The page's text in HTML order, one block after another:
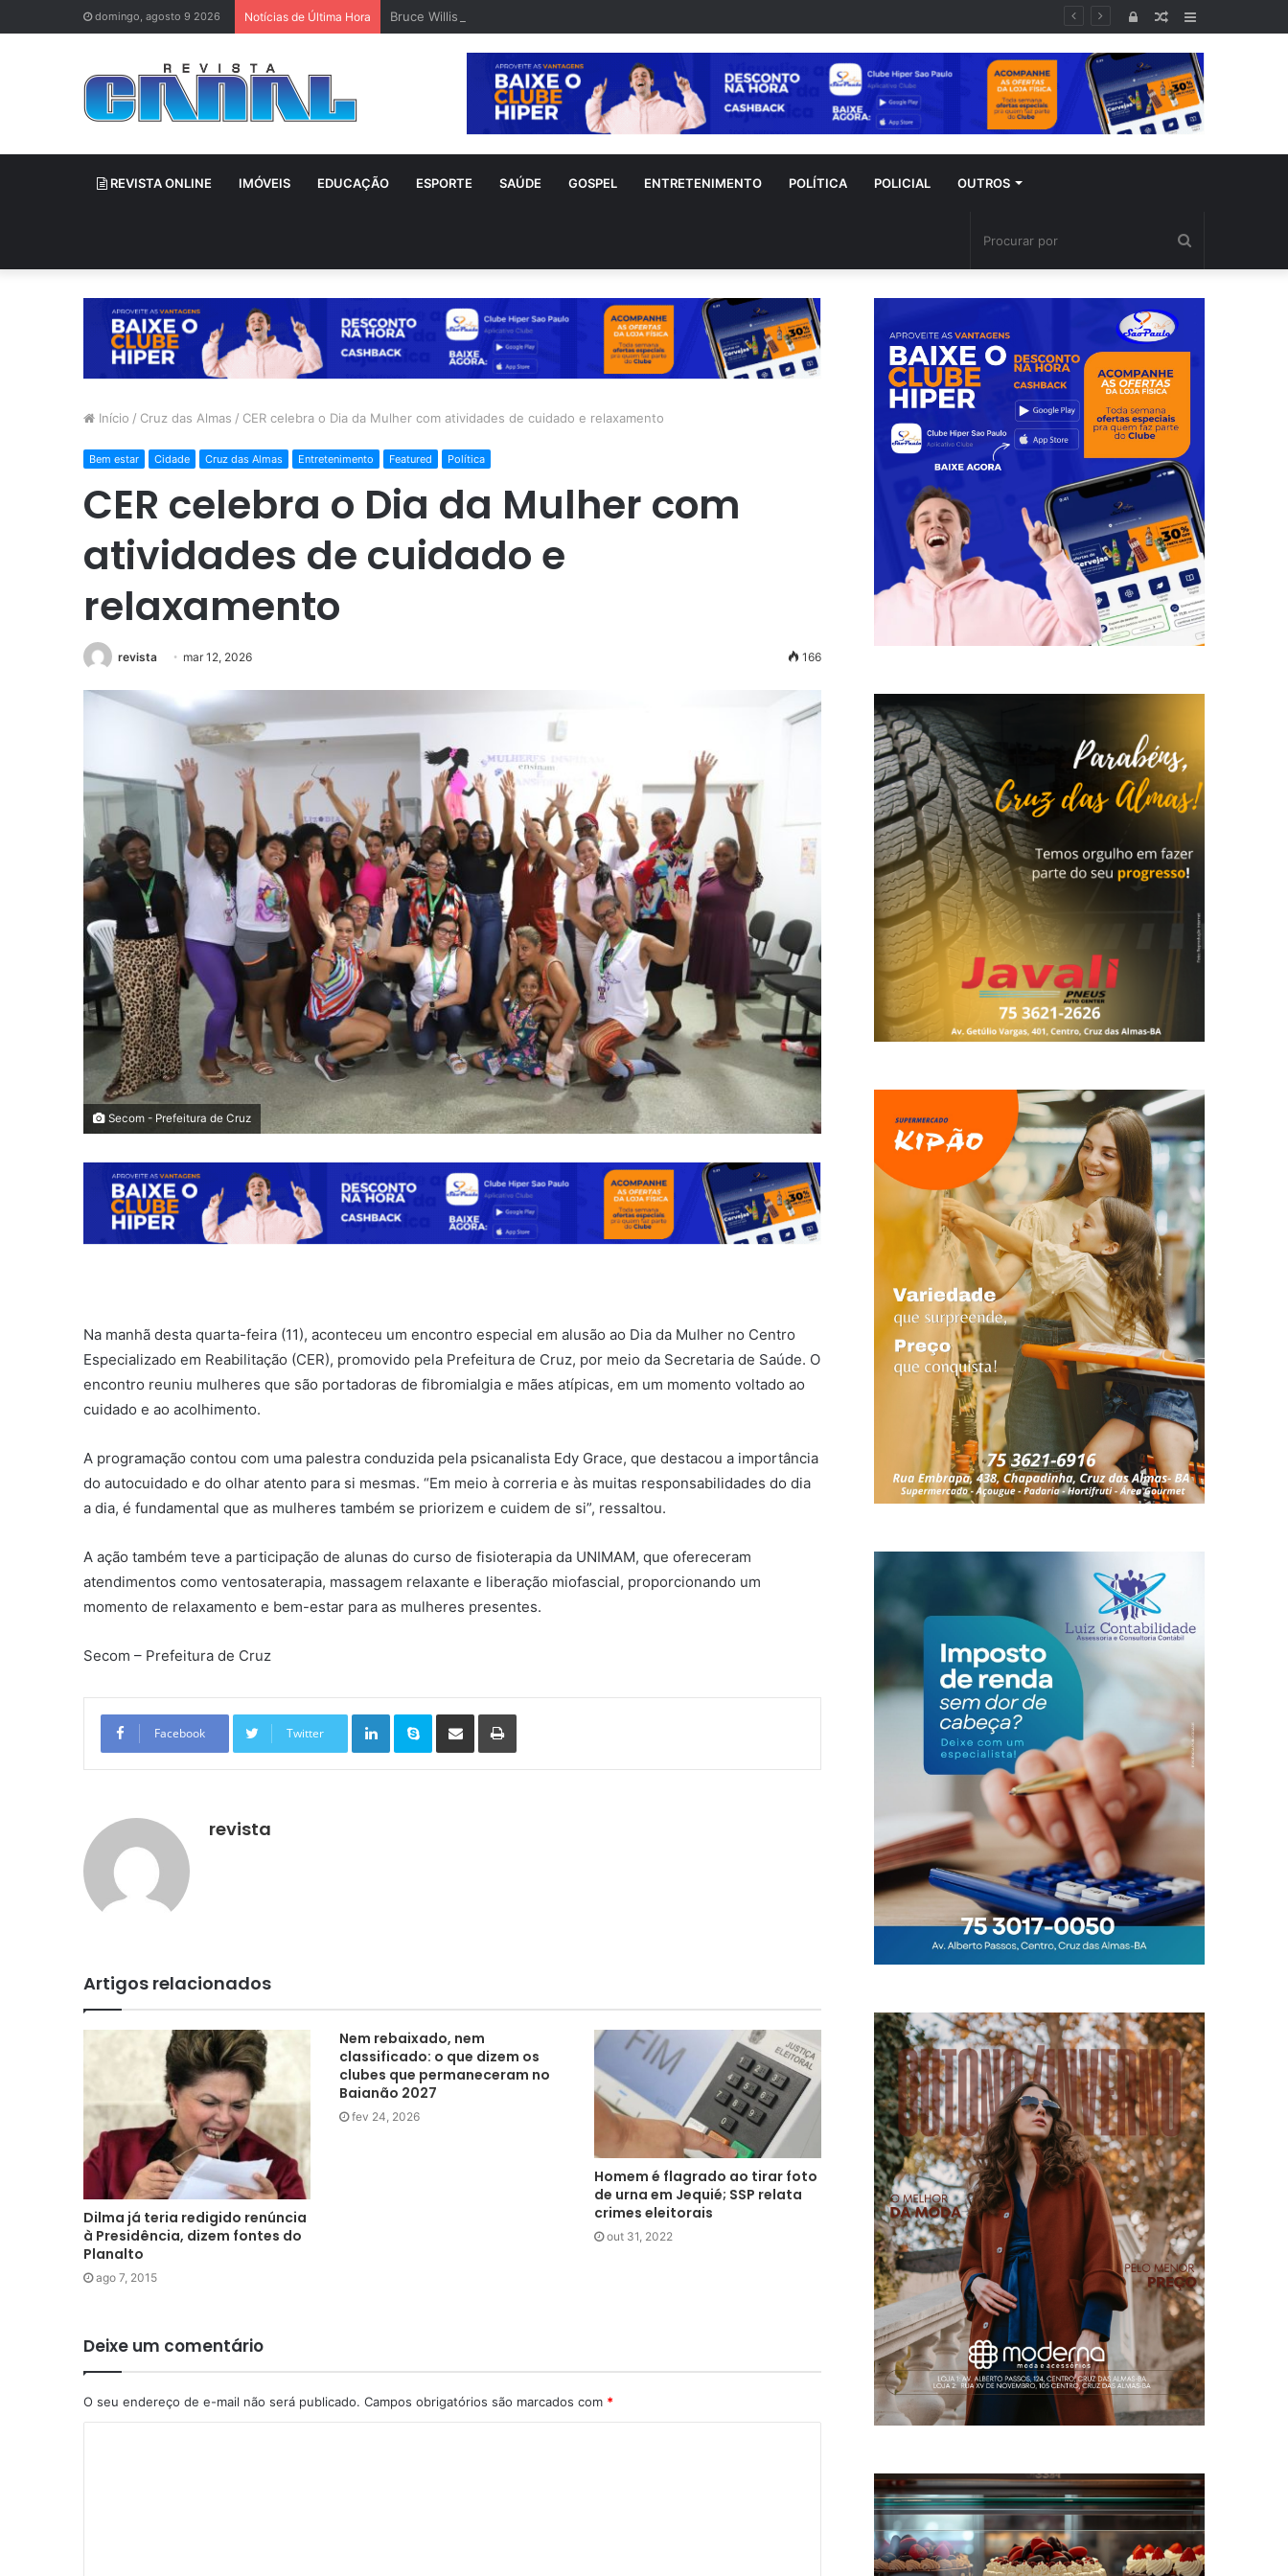
domingo, agosto 9 2026 Notícias de Última Hora Bruce Willis é visto em rara aparição após diagnóstico de demência frontotemporal
Lateral
Artigo
aleatório
Entrar
REVISTA ONLINE IMÓVEIS EDUCAÇÃO ESPORTE SAÚDE GOSPEL ENTRETENIMENTO POLÍTICA POLICIAL OUTROS
por
Início / Cruz das Almas / CER celebra o Dia da Mulher com atividades de cuidado e relaxamento
Bem estar Cidade Cruz das Almas Entretenimento Featured Política
CER celebra o Dia da Mulher com
atividades de cuidado e
relaxamento
revista mar 12, 2026 166
Secom - Prefeitura de Cruz
Na manhã desta quarta-feira (11), aconteceu um encontro especial em alusão ao Dia da Mulher no Centro
Especializado em Reabilitação (CER), promovido pela Prefeitura de Cruz, por meio da Secretaria de Saúde. O
encontro reuniu mulheres que são portadoras de fibromialgia e mães atípicas, em um momento voltado ao
cuidado e ao acolhimento.
A programação contou com uma palestra conduzida pela psicanalista Edy Grace, que destacou a importância
do autocuidado e do olhar atento para si mesmas. “Em meio à correria e às muitas responsabilidades do dia
a dia, é fundamental que as mulheres também se priorizem e cuidem de si”, ressaltou.
A ação também teve a participação de alunas do curso de fisioterapia da UNIMAM, que ofereceram
atendimentos como ventosaterapia, massagem relaxante e liberação miofascial, proporcionando um
momento de relaxamento e bem-estar para as mulheres presentes.
Secom – Prefeitura de Cruz
Facebook Twitter
Linkedin Skype
revista
Artigos relacionados
Dilma já teria redigido renúncia
à Presidência, dizem fontes do
Planalto
ago 7, 2015
Nem rebaixado, nem
classificado: o que dizem os
clubes que permaneceram no
Baianão 2027
fev 24, 2026
Homem é flagrado ao tirar foto
de urna em Jequié; SSP relata
crimes eleitorais
out 31, 2022
Deixe um comentário
O seu endereço de e-mail não será publicado. Campos obrigatórios são marcados com *